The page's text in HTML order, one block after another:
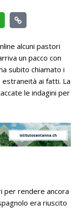
alcuni pastori
un pacco con
subito chiamato i
ai fatti. La
le indagini per
per rendere ancora
era riuscito